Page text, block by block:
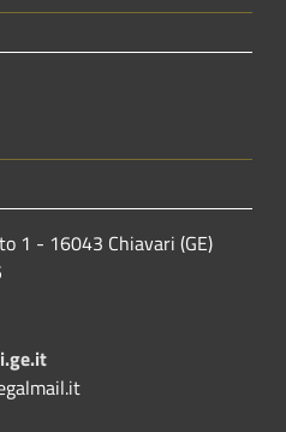
1 - 16043 Chiavari (GE)